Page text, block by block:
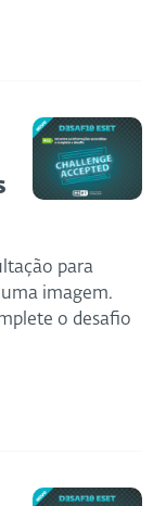
para
imagem.
o desafio